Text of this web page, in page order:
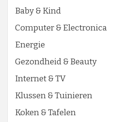
Baby & Kind
Computer & Electronica
Energie
Gezondheid & Beauty
Internet & TV
Klussen & Tuinieren
Koken & Tafelen